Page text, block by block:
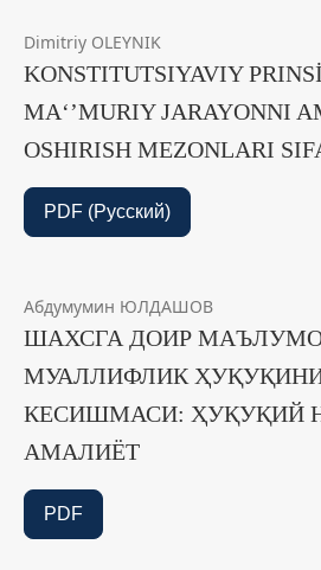
Dimitriy OLEYNIK
KONSTITUTSIYAVIY
MAʻʼMURIY JARAYONNI
OSHIRISH MEZONLARI
PDF (Русский)
Абдумумин ЮЛДАШОВ
ШАХСГА ДОИР
МУАЛЛИФЛИК
КЕСИШМАСИ: ҲУҚУҚИЙ
АМАЛИЁТ
PDF